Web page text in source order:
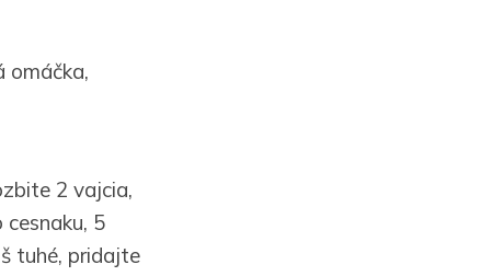
omáčka,
2 vajcia,
5
tuhé, pridajte